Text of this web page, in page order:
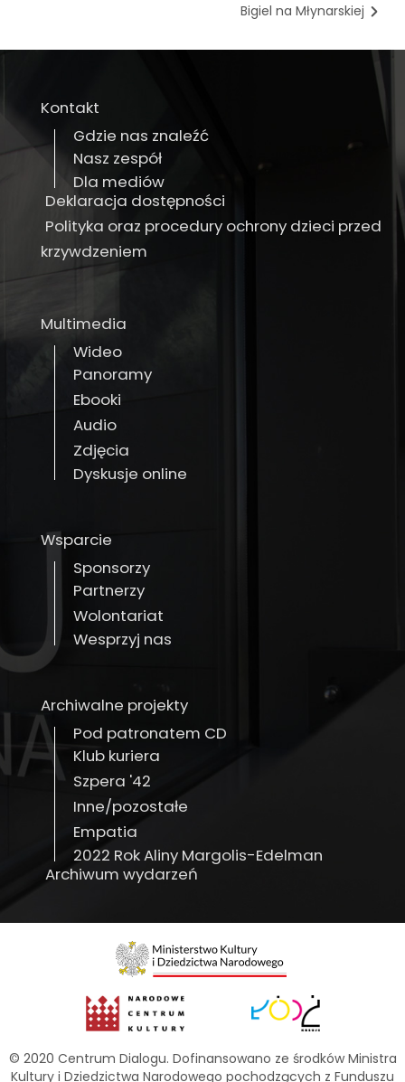
Bigiel na Młynarskiej
Kontakt
Gdzie nas znaleźć
Nasz zespół
Dla mediów
Deklaracja dostępności
Polityka oraz procedury ochrony dzieci przed
krzywdzeniem
Multimedia
Wideo
Panoramy
Ebooki
Audio
Zdjęcia
Dyskusje online
Wsparcie
Sponsorzy
Partnerzy
Wolontariat
Wesprzyj nas
Archiwalne projekty
Pod patronatem CD
Klub kuriera
Szpera '42
Inne/pozostałe
Empatia
2022 Rok Aliny Margolis-Edelman
Archiwum wydarzeń
© 2020 Centrum Dialogu. Dofinansowano ze środków Ministra
Kultury i Dziedzictwa Narodowego pochodzących z Funduszu